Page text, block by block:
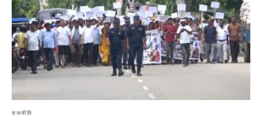
राजनीति